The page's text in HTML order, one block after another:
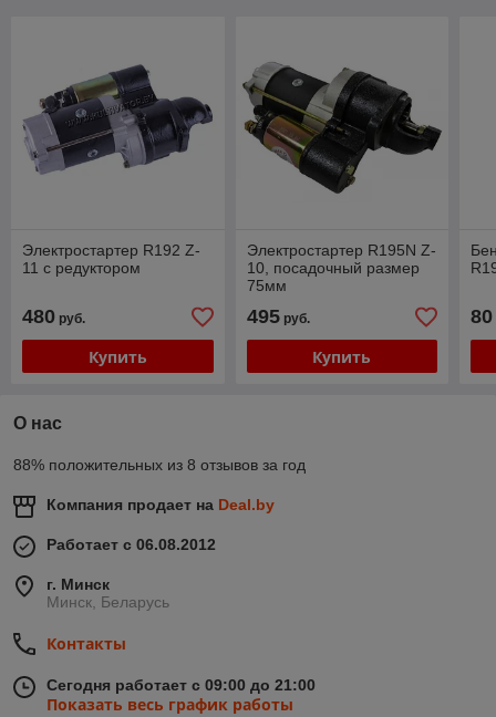
Электростартер R192 Z-
11 с редуктором
480 руб.
Купить
Электростартер R195N Z-
10, посадочный размер
75мм
495руб.
Купить
80
О нас
88% положительных из 8 отзывов за год
Компания продает на Deal.by
Работает с 06.08.2012
г. Минск
Минск, Беларусь
Контакты
Сегодня работает с 09:00 до 21:00
Показать весь график работы